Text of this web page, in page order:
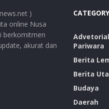
)
online Nusa
berkomitmen
akurat dan
CATEGORY
Pariwara
Berita
Berita
Budaya
Daerah